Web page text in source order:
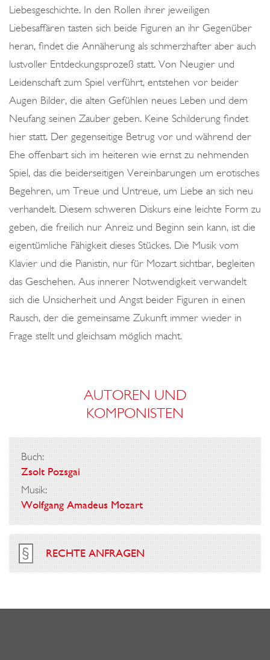
Liebesgeschichte. In den Rollen ihrer jeweiligen
Liebesaffären tasten sich beide Figuren an ihr Gegenüber
heran, findet die Annäherung als schmerzhafter aber auch
lustvoller Entdeckungsprozeß statt. Von Neugier und
Leidenschaft zum Spiel verführt, entstehen vor beider
Augen Bilder, die alten Gefühlen neues Leben und dem
Neufang seinen Zauber geben. Keine Schilderung findet
hier statt. Der gegenseitige Betrug vor und während der
Ehe offenbart sich im heiteren wie ernst zu nehmenden
Spiel, das die beiderseitigen Vereinbarungen um erotisches
Begehren, um Treue und Untreue, um Liebe an sich neu
verhandelt. Diesem schweren Diskurs eine leichte Form zu
geben, die freilich nur Anreiz und Beginn sein kann, ist die
eigentümliche Fähigkeit dieses Stückes. Die Musik vom
Klavier und die Pianistin, nur für Mozart sichtbar, begleiten
das Geschehen. Aus innerer Notwendigkeit verwandelt
sich die Unsicherheit und Angst beider Figuren in einen
Rausch, der die gemeinsame Zukunft immer wieder in
Frage stellt und gleichsam möglich macht.
AUTOREN UND
KOMPONISTEN
Buch:
Zsolt Pozsgai
Musik:
Wolfgang Amadeus Mozart
RECHTE ANFRAGEN